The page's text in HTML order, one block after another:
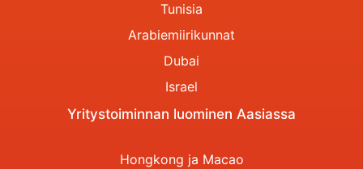
Tunisia
Arabiemiirikunnat
Dubai
Israel
Yritystoiminnan luominen Aasiassa
Hongkong ja Macao